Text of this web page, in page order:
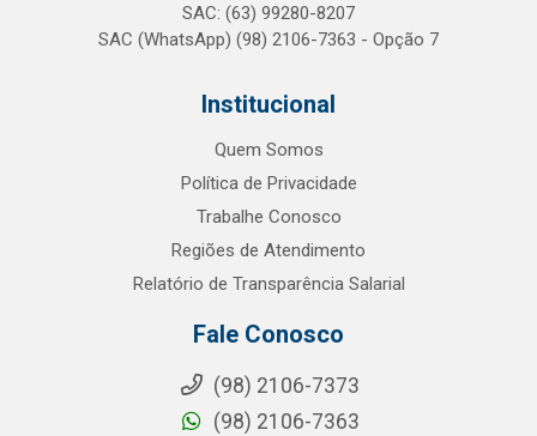
SAC: (63) 99280-8207
SAC (WhatsApp) (98) 2106-7363 - Opção 7
Institucional
Quem Somos
Política de Privacidade
Trabalhe Conosco
Regiões de Atendimento
Relatório de Transparência Salarial
Fale Conosco
(98) 2106-7373
(98) 2106-7363